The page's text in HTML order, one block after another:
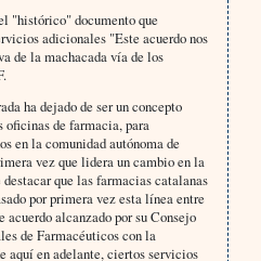
"histórico" documento que
adicionales "Este acuerdo nos
de la machacada vía de los
ha dejado de ser un concepto
oficinas de farmacia, para
en la comunidad autónoma de
vez que lidera un cambio en la
que las farmacias catalanas
por primera vez esta línea entre
alcanzado por su Consejo
de Farmacéuticos con la
aquí en adelante, ciertos servicios